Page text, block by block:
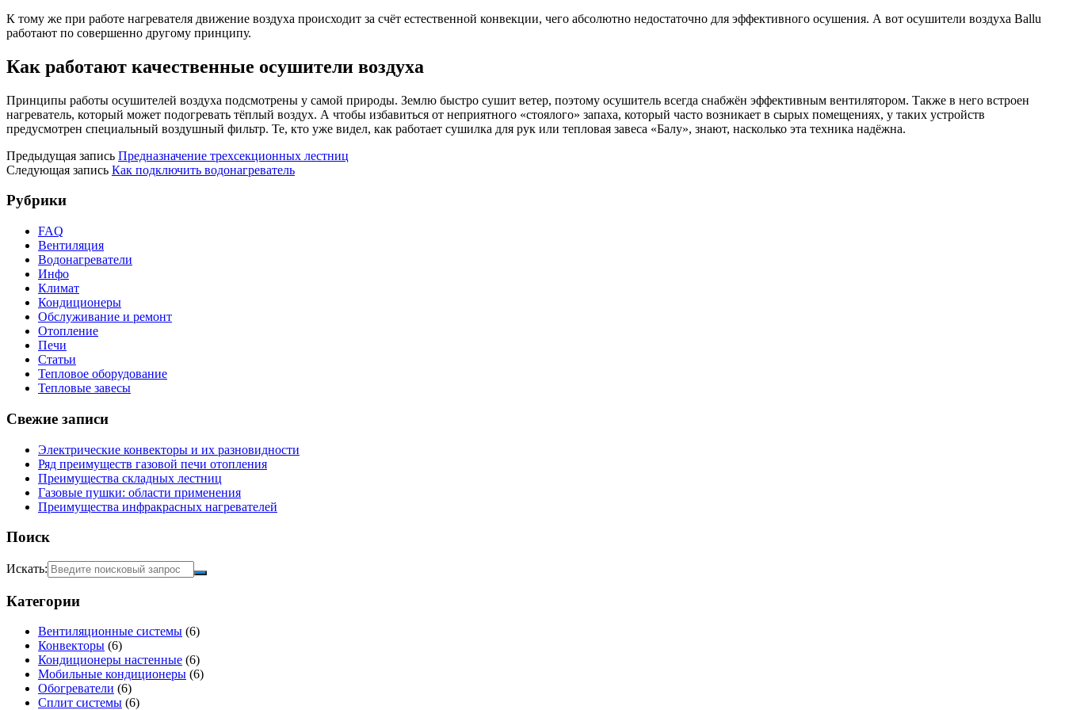
К тому же при работе нагревателя движение воздуха происходит за счёт естественной конвекции, чего абсолютно недостаточно для эффективного осушения. А вот осушители воздуха Ballu
работают по совершенно другому принципу.
Как работают качественные осушители воздуха
Принципы работы осушителей воздуха подсмотрены у самой природы. Землю быстро сушит ветер, поэтому осушитель всегда снабжён эффективным вентилятором. Также в него встроен
нагреватель, который может подогревать тёплый воздух. А чтобы избавиться от неприятного «стоялого» запаха, который часто возникает в сырых помещениях, у таких устройств
предусмотрен специальный воздушный фильтр. Те, кто уже видел, как работает сушилка для рук или тепловая завеса «Балу», знают, насколько эта техника надёжна.
Предыдущая запись Предназначение трехсекционных лестниц​
Следующая запись Как подключить водонагреватель​
Рубрики
FAQ
Вентиляция
Водонагреватели
Инфо
Климат
Кондиционеры
Обслуживание и ремонт
Отопление
Печи
Статьи
Тепловое оборудование
Тепловые завесы
Свежие записи
Электрические конвекторы и их разновидности
Ряд преимуществ газовой печи отопления
Преимущества складных лестниц
Газовые пушки: области применения
Преимущества инфракрасных нагревателей
Поиск
Искать:
Категории
Вентиляционные системы (6)
Конвекторы (6)
Кондиционеры настенные (6)
Мобильные кондиционеры (6)
Обогреватели (6)
Сплит системы (6)